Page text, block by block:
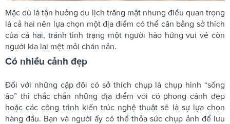
Mặc dù là tận hưởng du lịch trăng mật nhưng điều quan trọng
là cả hai nên lựa chọn một địa điểm có thể cân bằng sở thích
của cả hai, tránh tình trạng một người hào hứng vui vẻ còn
người kia lại mệt mỏi chán nản.
Có nhiều cảnh đẹp
Đối với những cặp đôi có sở thích chụp là chụp hình “sống
ảo” thì chắc chắn những địa điểm với có phong cảnh đẹp
hoặc các công trình kiến trúc nghệ thuật sẽ là sự lựa chọn
hàng đầu. Bạn và người ấy có thể thỏa sức chụp ảnh để lưu